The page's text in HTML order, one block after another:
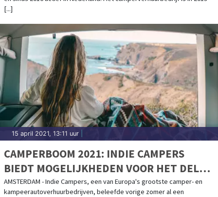
[...]
15 april 2021, 13:11 uur
CAMPERBOOM 2021: INDIE CAMPERS
BIEDT MOGELIJKHEDEN VOOR HET DELEN
VAN CAMPERS
AMSTERDAM - Indie Campers, een van Europa's grootste camper- en
kampeerautoverhuurbedrijven, beleefde vorige zomer al een